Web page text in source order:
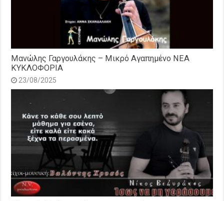
Μανώλης Γαργουλάκης – Μικρό Αγαπημένο NEΑ
ΚΥΚΛΟΦΟΡΙΑ
23/08/2025